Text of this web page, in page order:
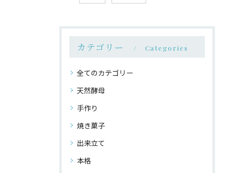
カテゴリー Categories
全てのカテゴリー
天然酵母
手作り
焼き菓子
出来立て
本格